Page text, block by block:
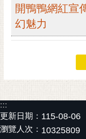
市
民
信
日
本
隱
開鴨鴨網紅
幻魅力
:::
更新日期： 115-08-06
瀏覽人次： 10325809